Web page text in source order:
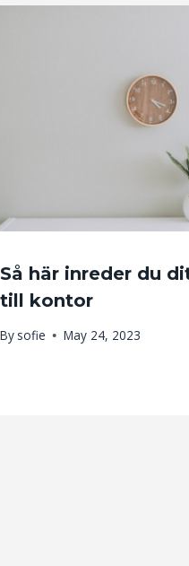
Så här inreder du
till kontor
By sofie May 24, 2023